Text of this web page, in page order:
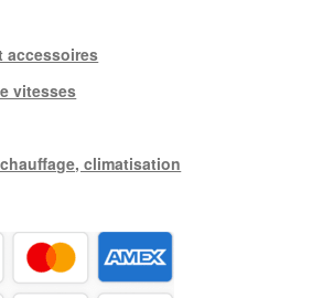
accessoires
vitesses
climatisation